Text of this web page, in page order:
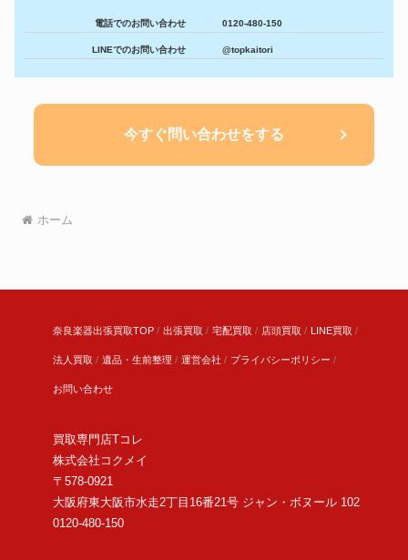
電話でのお問い合わせ 0120-480-150
LINEでのお問い合わせ @topkaitori
今すぐ問い合わせをする
ホーム
奈良楽器出張買取TOP 出張買取 宅配買取 店頭買取 LINE買取
法人買取 遺品・生前整理 運営会社 プライバシーポリシー
お問い合わせ
買取専門店Tコレ
株式会社コクメイ
〒578-0921
大阪府東大阪市水走2丁目16番21号 ジャン・ボヌール 102
0120-480-150